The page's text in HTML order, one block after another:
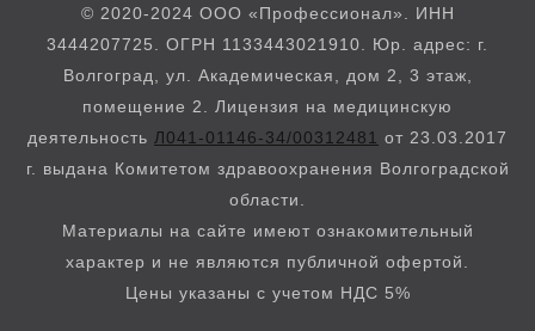
© 2020-2024 ООО «Профессионал». ИНН
3444207725. ОГРН 1133443021910. Юр. адрес: г.
Волгоград, ул. Академическая, дом 2, 3 этаж,
помещение 2. Лицензия на медицинскую
деятельность Л041-01146-34/00312481 от 23.03.2017
г. выдана Комитетом здравоохранения Волгоградской
области.
Материалы на сайте имеют ознакомительный
характер и не являются публичной офертой.
Цены указаны с учетом НДС 5%